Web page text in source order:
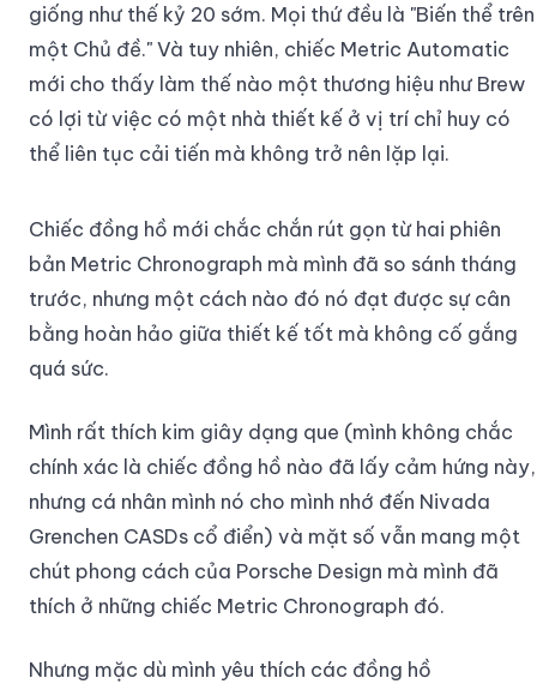
giống như thế kỷ 20 sớm. Mọi thứ đều là "Biến thể trên
một Chủ đề." Và tuy nhiên, chiếc Metric Automatic
mới cho thấy làm thế nào một thương hiệu như Brew
có lợi từ việc có một nhà thiết kế ở vị trí chỉ huy có
thể liên tục cải tiến mà không trở nên lặp lại.
Chiếc đồng hồ mới chắc chắn rút gọn từ hai phiên
bản Metric Chronograph mà mình đã so sánh tháng
trước, nhưng một cách nào đó nó đạt được sự cân
bằng hoàn hảo giữa thiết kế tốt mà không cố gắng
quá sức.
Mình rất thích kim giây dạng que (mình không chắc
chính xác là chiếc đồng hồ nào đã lấy cảm hứng này,
nhưng cá nhân mình nó cho mình nhớ đến Nivada
Grenchen CASDs cổ điển) và mặt số vẫn mang một
chút phong cách của Porsche Design mà mình đã
thích ở những chiếc Metric Chronograph đó.
Nhưng mặc dù mình yêu thích các đồng hồ